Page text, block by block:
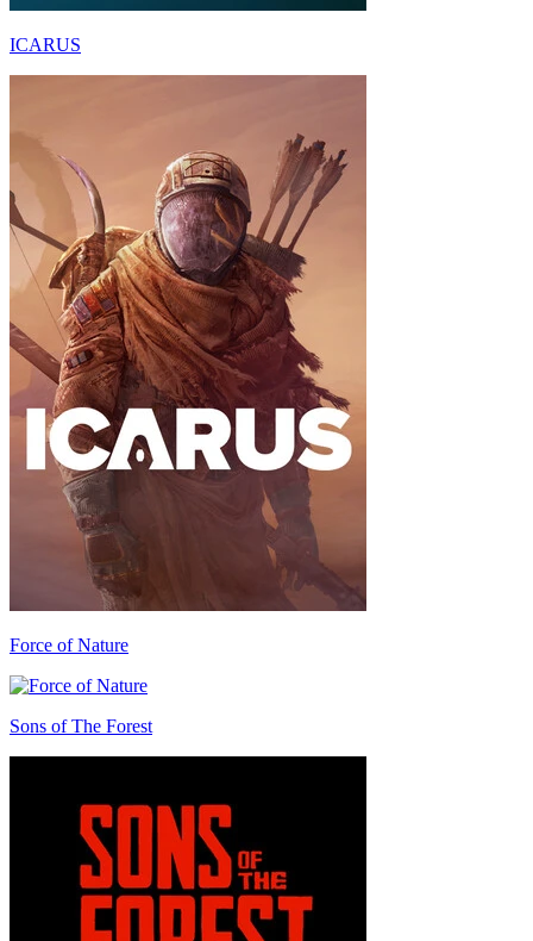
ICARUS
Force of Nature
Sons of The Forest